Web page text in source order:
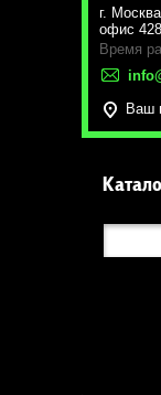
г. Москва
офис
Время
Ваш